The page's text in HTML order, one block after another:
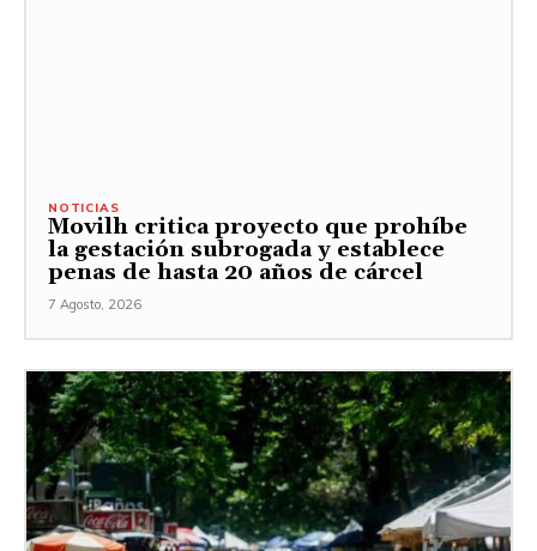
NOTICIAS
Movilh critica proyecto que prohíbe
la gestación subrogada y establece
penas de hasta 20 años de cárcel
7 Agosto, 2026